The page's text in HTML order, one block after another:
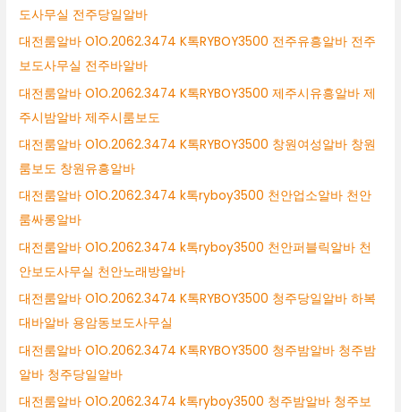
도사무실 전주당일알바
대전룸알바 O1O.2062.3474 K톡RYBOY3500 전주유흥알바 전주
보도사무실 전주바알바
대전룸알바 O1O.2062.3474 K톡RYBOY3500 제주시유흥알바 제
주시밤알바 제주시룸보도
대전룸알바 O1O.2062.3474 K톡RYBOY3500 창원여성알바 창원
룸보도 창원유흥알바
대전룸알바 O1O.2062.3474 k톡ryboy3500 천안업소알바 천안
룸싸롱알바
대전룸알바 O1O.2062.3474 k톡ryboy3500 천안퍼블릭알바 천
안보도사무실 천안노래방알바
대전룸알바 O1O.2062.3474 K톡RYBOY3500 청주당일알바 하복
대바알바 용암동보도사무실
대전룸알바 O1O.2062.3474 K톡RYBOY3500 청주밤알바 청주밤
알바 청주당일알바
대전룸알바 O1O.2062.3474 k톡ryboy3500 청주밤알바 청주보